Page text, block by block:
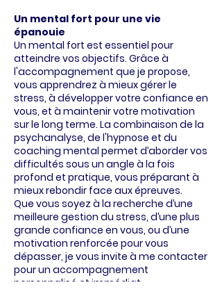
Un mental fort pour une vie
épanouie
Un mental fort est essentiel pour
atteindre vos objectifs. Grâce à
l'accompagnement que je propose,
vous apprendrez à mieux gérer le
stress, à développer votre confiance en
vous, et à maintenir votre motivation
sur le long terme. La combinaison de la
psychanalyse, de l'hypnose et du
coaching mental permet d’aborder vos
difficultés sous un angle à la fois
profond et pratique, vous préparant à
mieux rebondir face aux épreuves.
Que vous soyez à la recherche d’une
meilleure gestion du stress, d’une plus
grande confiance en vous, ou d’une
motivation renforcée pour vous
dépasser, je vous invite à me contacter
pour un accompagnement
personnalisé et immédiat.